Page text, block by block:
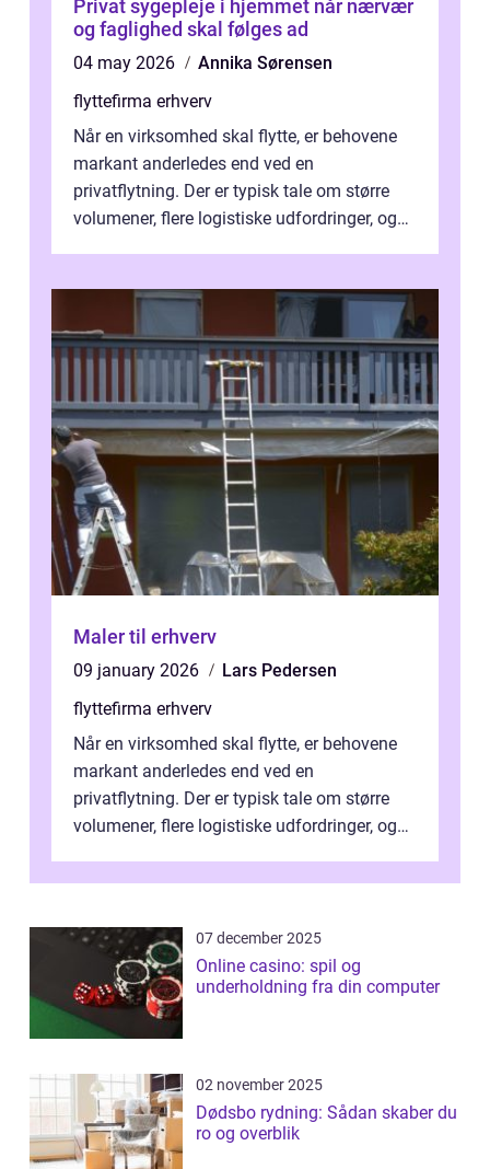
Privat sygepleje i hjemmet når nærvær
og faglighed skal følges ad
04 may 2026
Annika Sørensen
flyttefirma erhverv
Når en virksomhed skal flytte, er behovene
markant anderledes end ved en
privatflytning. Der er typisk tale om større
volumener, flere logistiske udfordringer, og
Maler til erhverv
09 january 2026
Lars Pedersen
flyttefirma erhverv
Når en virksomhed skal flytte, er behovene
markant anderledes end ved en
privatflytning. Der er typisk tale om større
volumener, flere logistiske udfordringer, og
07 december 2025
Online casino: spil og
underholdning fra din computer
02 november 2025
Dødsbo rydning: Sådan skaber du
ro og overblik